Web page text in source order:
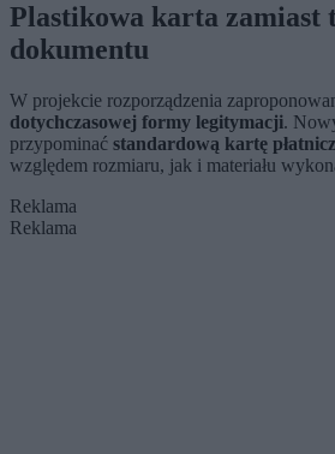
Plastikowa karta zamiast
dokumentu
W projekcie rozporządzenia
dotychczasowej formy legitymacji.
przypominać standardową kartę
względem rozmiaru, jak i materiału
Reklama
Reklama